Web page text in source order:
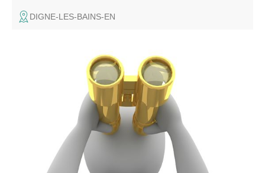
DIGNE-LES-BAINS-EN
Il surplombe la cité fortifiée de Colmars